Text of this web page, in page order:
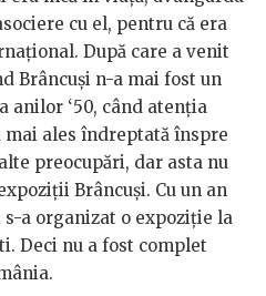
cu el, pentru că era
După care a venit
Brâncuși n-a mai fost un
anilor ‘50, când atenția
ales îndreptată înspre
preocupări, dar asta nu
Brâncuși. Cu un an
s-a organizat o expoziție la
Deci nu a fost complet